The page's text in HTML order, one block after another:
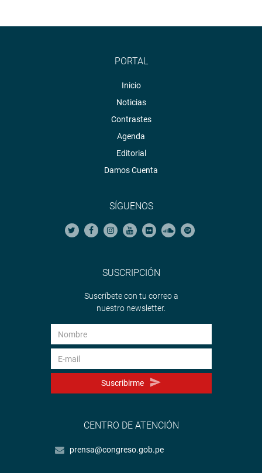
PORTAL
Inicio
Noticias
Contrastes
Agenda
Editorial
Damos Cuenta
SÍGUENOS
SUSCRIPCIÓN
Suscríbete con tu correo a
nuestro newsletter.
Suscribirme
CENTRO DE ATENCIÓN
prensa@congreso.gob.pe